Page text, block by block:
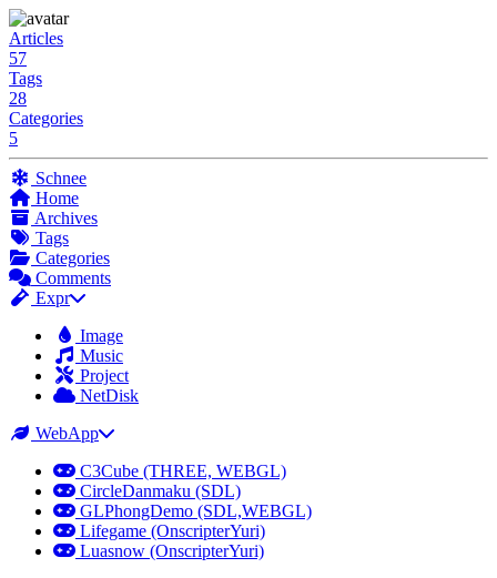
Articles
57
Tags
28
Categories
5
Schnee
Home
Archives
Tags
Categories
Comments
Expr
Image
Music
Project
NetDisk
WebApp
C3Cube (THREE, WEBGL)
CircleDanmaku (SDL)
GLPhongDemo (SDL,WEBGL)
Lifegame (OnscripterYuri)
Luasnow (OnscripterYuri)